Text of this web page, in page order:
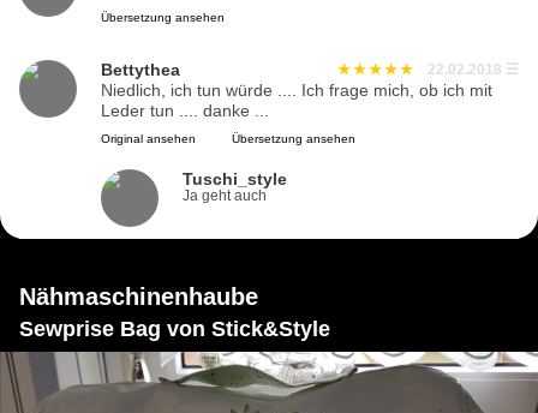
Übersetzung ansehen
Bettythea 22.02.2018 ☰
Niedlich, ich tun würde .... Ich frage mich, ob ich mit
Leder tun .... danke ...
Original ansehen Übersetzung ansehen
Tuschi_style
Ja geht auch
Nähmaschinenhaube
Sewprise Bag von Stick&Style